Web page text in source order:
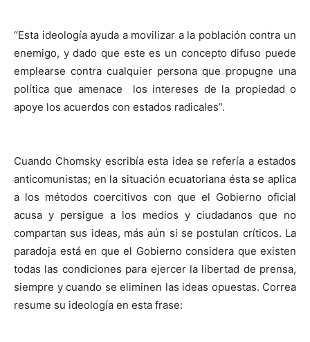
“Esta ideología ayuda a movilizar a la población contra un
enemigo, y dado que este es un concepto difuso puede
emplearse contra cualquier persona que propugne una
política que amenace los intereses de la propiedad o
apoye los acuerdos con estados radicales”.
Cuando Chomsky escribía esta idea se refería a estados
anticomunistas; en la situación ecuatoriana ésta se aplica
a los métodos coercitivos con que el Gobierno oficial
acusa y persigue a los medios y ciudadanos que no
compartan sus ideas, más aún si se postulan críticos. La
paradoja está en que el Gobierno considera que existen
todas las condiciones para ejercer la libertad de prensa,
siempre y cuando se eliminen las ideas opuestas. Correa
resume su ideología en esta frase: